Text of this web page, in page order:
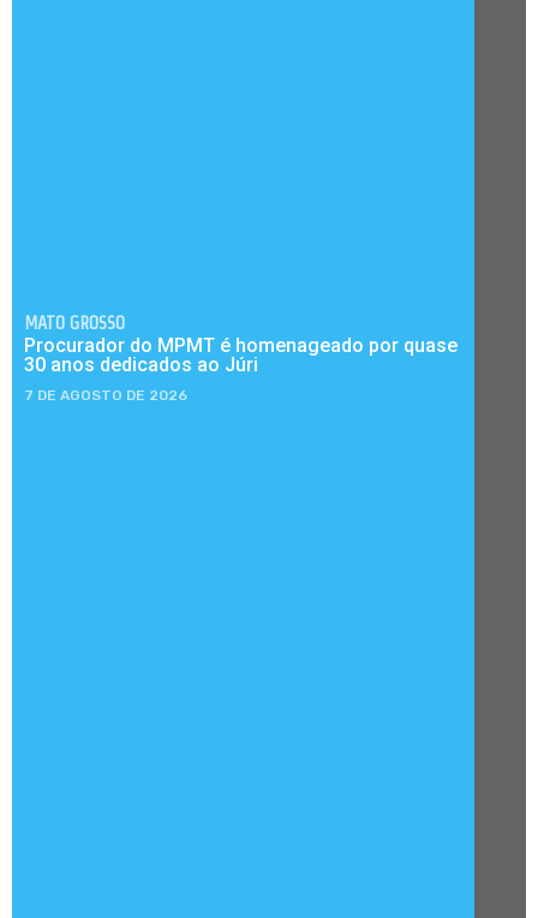
MATO GROSSO
Procurador do MPMT é homenageado por quase
30 anos dedicados ao Júri
7 DE AGOSTO DE 2026